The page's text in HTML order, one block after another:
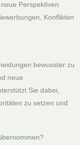
Perspektiven
Konflikten
bewusster zu
neue
Sie dabei,
zu setzen und